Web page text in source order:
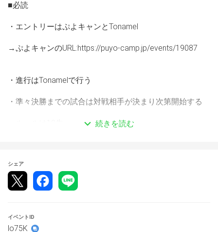
■必読
・エントリーはぷよキャンとTonamel
→ぷよキャンのURL:https://puyo-camp.jp/events/19087
・進行はTonamelで行う
・準々決勝までの試合は対戦相手が決まり次第開始する
日時
10/22(水)21：00~
使用ソフト
続きを読む
シェア
イベントID
lo75K